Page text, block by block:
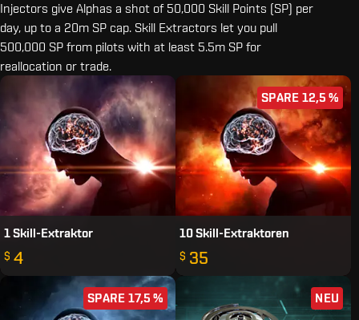
Injectors give Alphas a shot of 50,000 Skill Points (SP) per
day, up to a 20m SP cap. Skill Extractors let you pull
500,000 SP from pilots with at least 5.5m SP for
reallocation or trade.
1 Skill-Extraktor
$ 4
SPARE 12,5 %
10 Skill-Extraktoren
$ 35
SPARE 17,5 % NEU